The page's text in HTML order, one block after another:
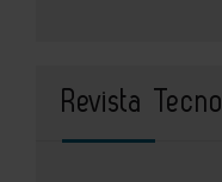
Revista